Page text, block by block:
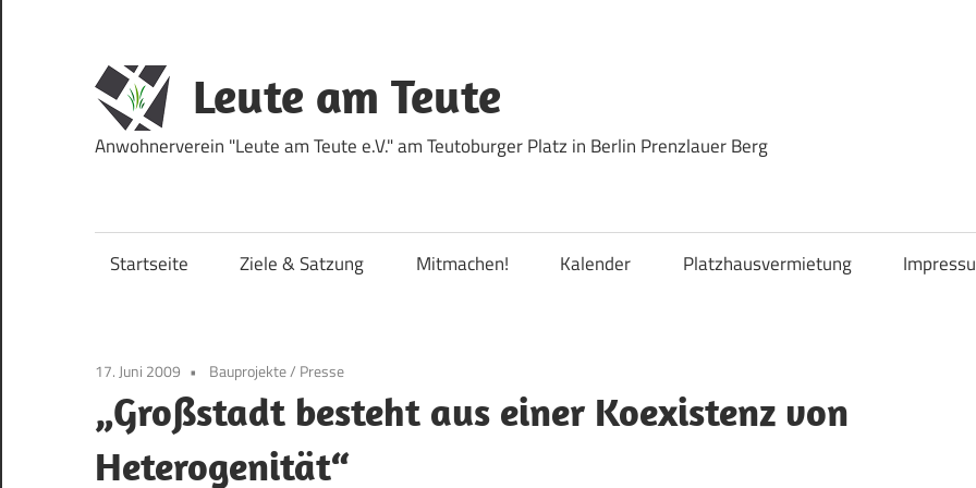
springen
Leute am Teute
Anwohnerverein "Leute am Teute e.V." am Teutoburger Platz in Berlin Prenzlauer Berg
Startseite Ziele & Satzung Mitmachen! Kalender Platzhausvermietung
17. Juni 2009 Bauprojekte/ Presse
„Großstadt besteht aus einer Koexistenz von
Heterogenität“